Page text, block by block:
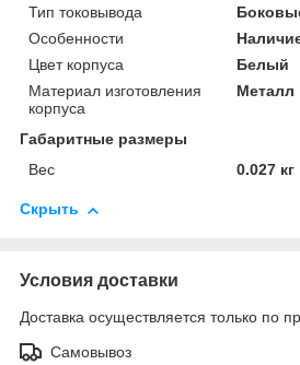
Тип токовывода
Особенности
Цвет корпуса
Белый
Материал изготовления
корпуса
Металл
Габаритные размеры
Вес
0.027 кг
Скрыть
Условия доставки
Доставка осуществляется только по
Самовывоз